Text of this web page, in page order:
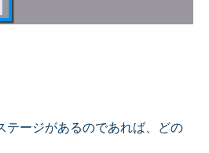
ージがあるのであれば、どの